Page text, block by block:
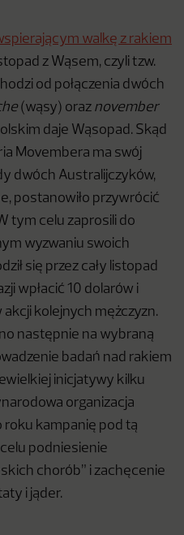
walkę z rakiem
z Wąsem, czyli tzw.
od połączenia dwóch
(wąsy) oraz november
daje Wąsopad. Skąd
Movembera ma swój
dwóch Australijczyków,
postanowiło przywrócić
tym celu zaprosili do
wyzwaniu swoich
się przez cały listopad
wpłacić 10 dolarów i
kolejnych mężczyzn.
następnie na wybraną
badań nad rakiem
inicjatywy kilku
organizacja
roku kampanię pod tą
podniesienie
chorób” i zachęcenie
i jąder.